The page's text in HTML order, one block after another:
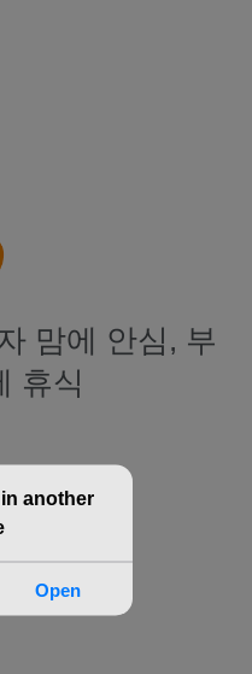
맘에 안심, 부
휴식